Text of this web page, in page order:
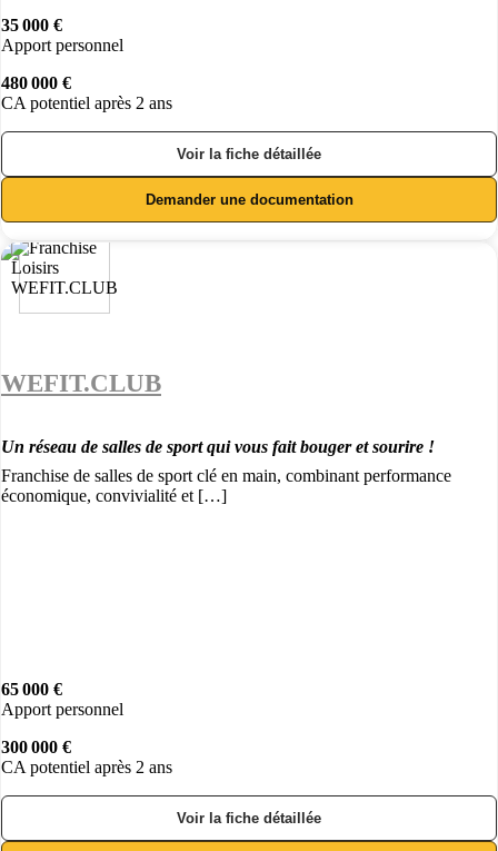
35 000 €
Apport personnel
480 000 €
CA potentiel après 2 ans
Voir la fiche détaillée
Demander une documentation
WEFIT.CLUB
Un réseau de salles de sport qui vous fait bouger et sourire !
Franchise de salles de sport clé en main, combinant performance
économique, convivialité et […]
65 000 €
Apport personnel
300 000 €
CA potentiel après 2 ans
Voir la fiche détaillée